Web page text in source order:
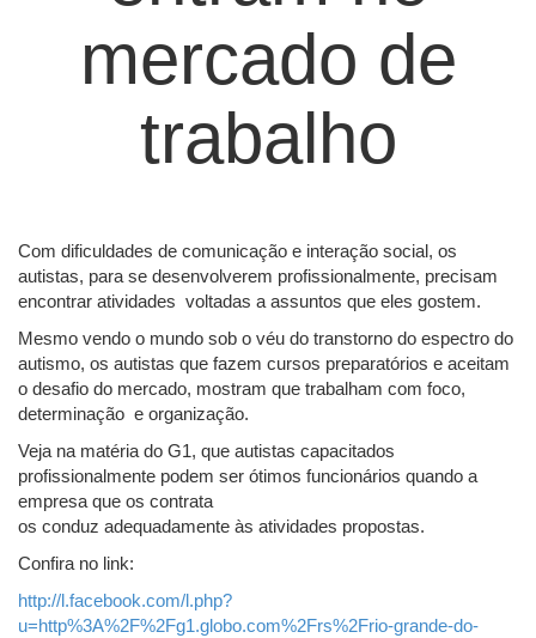
mercado de
trabalho
Com dificuldades de comunicação e interação social, os
autistas, para se desenvolverem profissionalmente, precisam
encontrar atividades voltadas a assuntos que eles gostem.
Mesmo vendo o mundo sob o véu do transtorno do espectro do
autismo, os autistas que fazem cursos preparatórios e aceitam
o desafio do mercado, mostram que trabalham com foco,
determinação e organização.
Veja na matéria do G1, que autistas capacitados
profissionalmente podem ser ótimos funcionários quando a
empresa que os contrata
os conduz adequadamente às atividades propostas.
Confira no link:
http://l.facebook.com/l.php?
u=http%3A%2F%2Fg1.globo.com%2Frs%2Frio-grande-do-